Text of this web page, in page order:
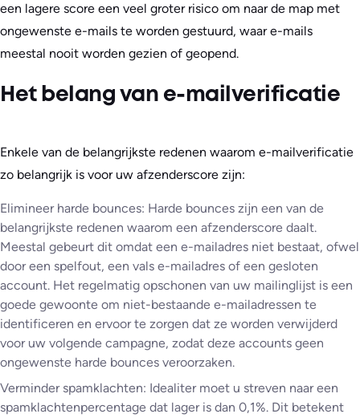
een lagere score een veel groter risico om naar de map met
ongewenste e-mails te worden gestuurd, waar e-mails
meestal nooit worden gezien of geopend.
Het belang van e-mailverificatie
Enkele van de belangrijkste redenen waarom e-mailverificatie
zo belangrijk is voor uw afzenderscore zijn:
Elimineer harde bounces: Harde bounces zijn een van de
belangrijkste redenen waarom een afzenderscore daalt.
Meestal gebeurt dit omdat een e-mailadres niet bestaat, ofwel
door een spelfout, een vals e-mailadres of een gesloten
account. Het regelmatig opschonen van uw mailinglijst is een
goede gewoonte om niet-bestaande e-mailadressen te
identificeren en ervoor te zorgen dat ze worden verwijderd
voor uw volgende campagne, zodat deze accounts geen
ongewenste harde bounces veroorzaken.
Verminder spamklachten: Idealiter moet u streven naar een
spamklachtenpercentage dat lager is dan 0,1%. Dit betekent